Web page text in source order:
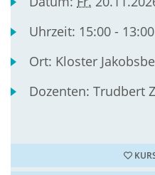
Uhrzeit: 15:00 -
Ort: Kloster
Dozenten:Trudbert